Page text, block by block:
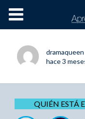
Cursos OnLine
dramaqueen
hace 3
QUIÉN ESTÁ